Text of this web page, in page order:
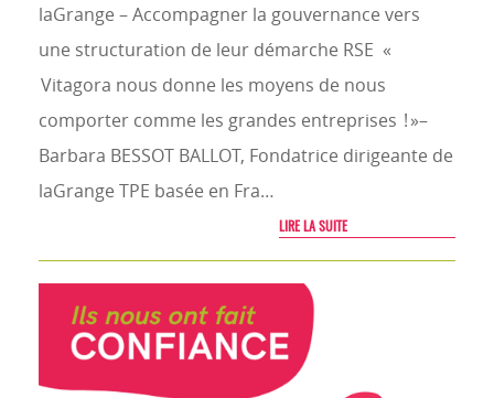
laGrange – Accompagner la gouvernance vers
une structuration de leur démarche RSE «
Vitagora nous donne les moyens de nous
comporter comme les grandes entreprises ! »–
Barbara BESSOT BALLOT, Fondatrice dirigeante de
laGrange TPE basée en Fra…
LIRE LA SUITE